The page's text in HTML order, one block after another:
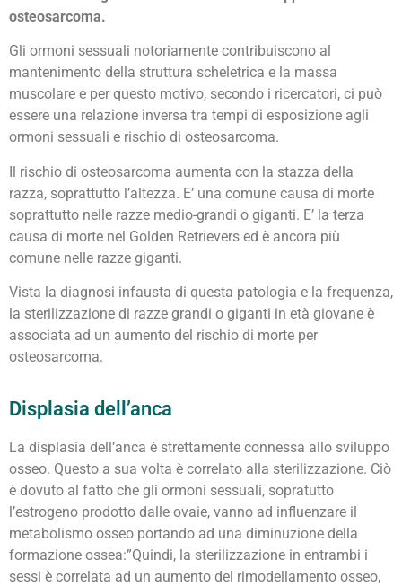
osteosarcoma.
Gli ormoni sessuali notoriamente contribuiscono al
mantenimento della struttura scheletrica e la massa
muscolare e per questo motivo, secondo i ricercatori, ci può
essere una relazione inversa tra tempi di esposizione agli
ormoni sessuali e rischio di osteosarcoma.
Il rischio di osteosarcoma aumenta con la stazza della
razza, soprattutto l’altezza. E’ una comune causa di morte
soprattutto nelle razze medio-grandi o giganti. E’ la terza
causa di morte nel Golden Retrievers ed è ancora più
comune nelle razze giganti.
Vista la diagnosi infausta di questa patologia e la frequenza,
la sterilizzazione di razze grandi o giganti in età giovane è
associata ad un aumento del rischio di morte per
osteosarcoma.
Displasia dell’anca
La displasia dell’anca è strettamente connessa allo sviluppo
osseo. Questo a sua volta è correlato alla sterilizzazione. Ciò
è dovuto al fatto che gli ormoni sessuali, sopratutto
l’estrogeno prodotto dalle ovaie, vanno ad influenzare il
metabolismo osseo portando ad una diminuzione della
formazione ossea:”Quindi, la sterilizzazione in entrambi i
sessi è correlata ad un aumento del rimodellamento osseo,